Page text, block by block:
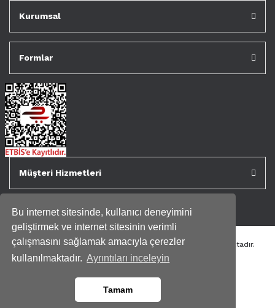
Bu internet sitesinde, kullanıcı deneyimini
geliştirmek ve internet sitesinin verimli
çalışmasını sağlamak amacıyla çerezler
kullanılmaktadır. Ayrıntıları inceleyin
Tamam
Kurumsal
Formlar
Müşteri Hizmetleri
Tüm kredi kartı bilgileriniz 256bit SSL Sertifikası ile korunmaktadır.
Genispencere.com Tüm Hakları Saklıdır.